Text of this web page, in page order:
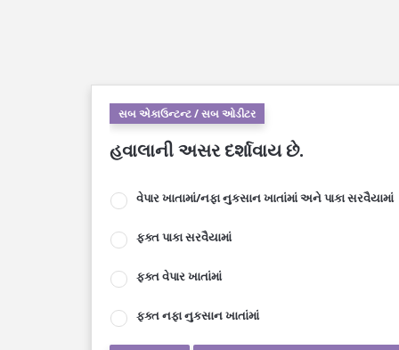
સબ એકાઉન્ટન્ટ / સબ ઓડીટર
હવાલાની અસર દર્શાવાય છે.
વેપાર ખાતામાં/નફા નુકસાન ખાતાંમાં અને પાકા સરવૈયામાં
ફક્ત પાકા સરવૈયામાં
ફક્ત વેપાર ખાતાંમાં
ફક્ત નફા નુકસાન ખાતાંમાં